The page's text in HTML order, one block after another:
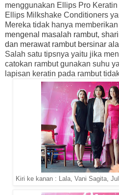
menggunakan Ellips Pro
Ellips Milkshake Conditioners
Mereka tidak hanya
mengenal masalah rambut,
dan merawat rambut bersinar
Salah satu tipsnya yaitu jika
catokan rambut gunakan suhu
lapisan keratin pada rambut
Kiri ke kanan : Lala, Vani Sagita,